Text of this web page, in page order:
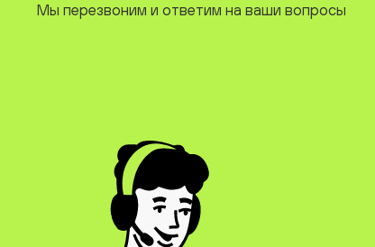
Мы перезвоним и ответим на ваши вопросы